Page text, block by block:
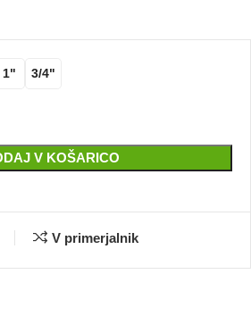
1" 3/4"
V KOŠARICO
V primerjalnik